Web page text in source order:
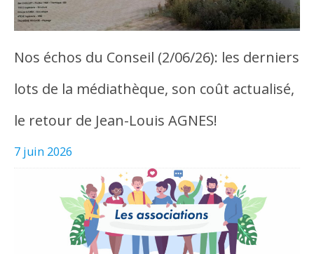
Nos échos du Conseil (2/06/26): les derniers
lots de la médiathèque, son coût actualisé,
le retour de Jean-Louis AGNES!
7 juin 2026